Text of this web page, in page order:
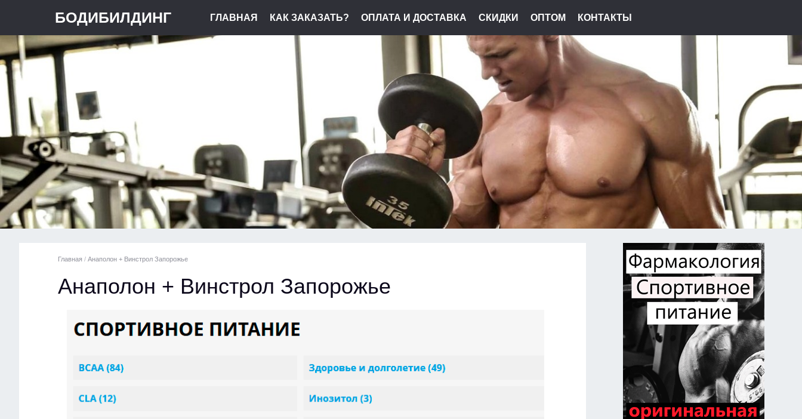
БОДИБИЛДИНГ ГЛАВНАЯ КАК ЗАКАЗАТЬ? ОПЛАТА И ДОСТАВКА СКИДКИ ОПТОМ КОНТАКТЫ
Главная / Анаполон + Винстрол Запорожье
Анаполон + Винстрол Запорожье